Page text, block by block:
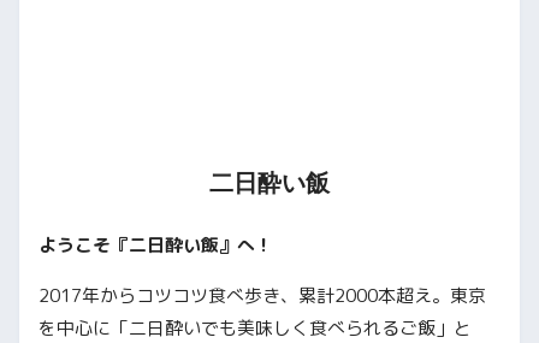
二日酔い飯
ようこそ『二日酔い飯』へ！
2017年からコツコツ食べ歩き、累計2000本超え。東京
を中心に「二日酔いでも美味しく食べられるご飯」と